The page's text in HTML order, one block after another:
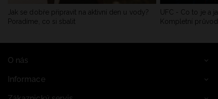
Jak se dobře připravit na aktivní den u vody?
Poradíme, co si sbalit
UFC - Co to je a
Kompletní
O nás
Informace